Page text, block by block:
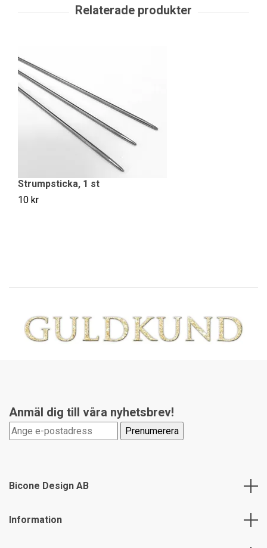
Strumpsticka, 1 st
10 kr
Anmäl dig till våra nyhetsbrev!
Bicone Design AB
Information